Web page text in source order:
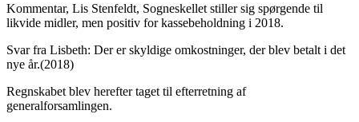
Kommentar, Lis Stenfeldt, Sogneskellet stiller sig spørgende til
likvide midler, men positiv for kassebeholdning i 2018.
Svar fra Lisbeth: Der er skyldige omkostninger, der blev betalt i det
nye år.(2018)
Regnskabet blev herefter taget til efterretning af
generalforsamlingen.